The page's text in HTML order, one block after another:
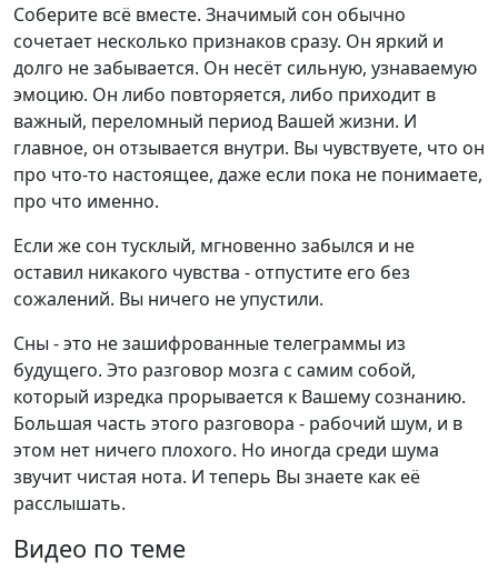
Соберите всё вместе. Значимый сон обычно
сочетает несколько признаков сразу. Он яркий и
долго не забывается. Он несёт сильную, узнаваемую
эмоцию. Он либо повторяется, либо приходит в
важный, переломный период Вашей жизни. И
главное, он отзывается внутри. Вы чувствуете, что он
про что-то настоящее, даже если пока не понимаете,
про что именно.
Если же сон тусклый, мгновенно забылся и не
оставил никакого чувства - отпустите его без
сожалений. Вы ничего не упустили.
Сны - это не зашифрованные телеграммы из
будущего. Это разговор мозга с самим собой,
который изредка прорывается к Вашему сознанию.
Большая часть этого разговора - рабочий шум, и в
этом нет ничего плохого. Но иногда среди шума
звучит чистая нота. И теперь Вы знаете как её
расслышать.
Видео по теме